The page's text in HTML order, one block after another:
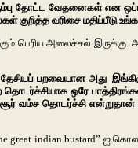
தோட்ட வேதனைகள்
வரிசை மதிப்பீடு
அலைச்சல் இருக்கு.
பறவையான அது
ஒரே
வம்ச தொடர்ச்சி
indian bustard” ஐ